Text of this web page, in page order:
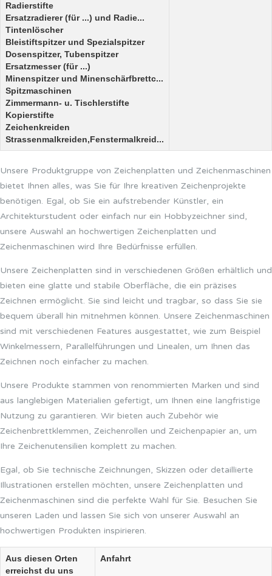
Radierstifte
Ersatzradierer (für ...) und Radie...
Tintenlöscher
Bleistiftspitzer und Spezialspitzer
Dosenspitzer, Tubenspitzer
Ersatzmesser (für ...)
Minenspitzer und Minenschärfbrettc...
Spitzmaschinen
Zimmermann- u. Tischlerstifte
Kopierstifte
Zeichenkreiden
Strassenmalkreiden,Fenstermalkreid...
Unsere Produktgruppe von Zeichenplatten und Zeichenmaschinen
bietet Ihnen alles, was Sie für Ihre kreativen Zeichenprojekte
benötigen. Egal, ob Sie ein aufstrebender Künstler, ein
Architekturstudent oder einfach nur ein Hobbyzeichner sind,
unsere Auswahl an hochwertigen Zeichenplatten und
Zeichenmaschinen wird Ihre Bedürfnisse erfüllen.
Unsere Zeichenplatten sind in verschiedenen Größen erhältlich und
bieten eine glatte und stabile Oberfläche, die ein präzises
Zeichnen ermöglicht. Sie sind leicht und tragbar, so dass Sie sie
bequem überall hin mitnehmen können. Unsere Zeichenmaschinen
sind mit verschiedenen Features ausgestattet, wie zum Beispiel
Winkelmessern, Parallelführungen und Linealen, um Ihnen das
Zeichnen noch einfacher zu machen.
Unsere Produkte stammen von renommierten Marken und sind
aus langlebigen Materialien gefertigt, um Ihnen eine langfristige
Nutzung zu garantieren. Wir bieten auch Zubehör wie
Zeichenbrettklemmen, Zeichenrollen und Zeichenpapier an, um
Ihre Zeichenutensilien komplett zu machen.
Egal, ob Sie technische Zeichnungen, Skizzen oder detaillierte
Illustrationen erstellen möchten, unsere Zeichenplatten und
Zeichenmaschinen sind die perfekte Wahl für Sie. Besuchen Sie
unseren Laden und lassen Sie sich von unserer Auswahl an
hochwertigen Produkten inspirieren.
Aus diesen Orten
erreichst du uns
Anfahrt